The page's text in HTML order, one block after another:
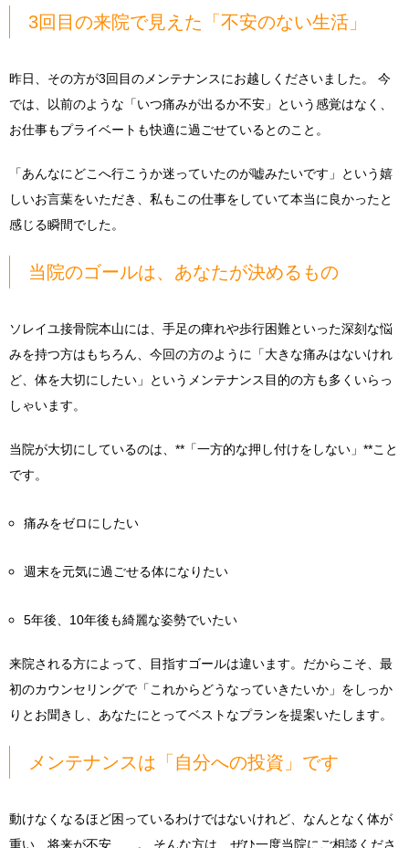
3回目の来院で見えた「不安のない生活」
昨日、その方が3回目のメンテナンスにお越しくださいました。 今
では、以前のような「いつ痛みが出るか不安」という感覚はなく、
お仕事もプライベートも快適に過ごせているとのこと。
「あんなにどこへ行こうか迷っていたのが嘘みたいです」という嬉
しいお言葉をいただき、私もこの仕事をしていて本当に良かったと
感じる瞬間でした。
当院のゴールは、あなたが決めるもの
ソレイユ接骨院本山には、手足の痺れや歩行困難といった深刻な悩
みを持つ方はもちろん、今回の方のように「大きな痛みはないけれ
ど、体を大切にしたい」というメンテナンス目的の方も多くいらっ
しゃいます。
当院が大切にしているのは、**「一方的な押し付けをしない」**こと
です。
痛みをゼロにしたい
週末を元気に過ごせる体になりたい
5年後、10年後も綺麗な姿勢でいたい
来院される方によって、目指すゴールは違います。だからこそ、最
初のカウンセリングで「これからどうなっていきたいか」をしっか
りとお聞きし、あなたにとってベストなプランを提案いたします。
メンテナンスは「自分への投資」です
動けなくなるほど困っているわけではないけれど、なんとなく体が
重い、将来が不安……。 そんな方は、ぜひ一度当院にご相談くださ